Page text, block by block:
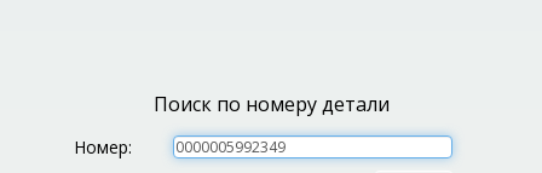
Поиск по номеру детали
Номер: